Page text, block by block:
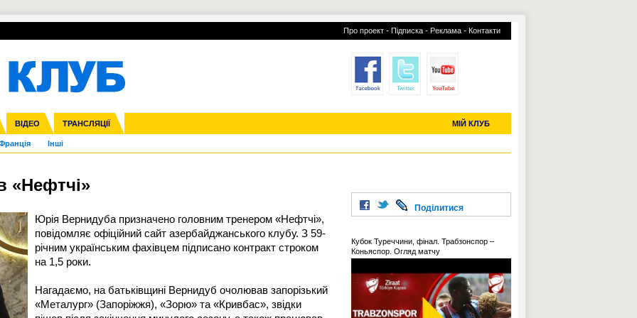
Про проект - Підписка - Реклама - Контакти
ВІДЕО ТРАНСЛЯЦІЇ МІЙ КЛУБ
ліга Кубок України Молодіжка
Ліга націй Ліга конференцій
Інші
ЧЄ-2015 (U-21)
УПЛ-ПЕРЕХОДИ УСІ ТРАНСФЕРИ
«Нефтчі»
Юрія Вернидуба призначено головним тренером «Нефтчі»,
повідомляє офіційний сайт азербайджанського клубу. З 59-
річним українським фахівцем підписано контракт строком
на 1,5 роки.
Нагадаємо, на батьківщині Вернидуб очолював запорізький
«Металург» (Запоріжжя), «Зорю» та «Кривбас», звідки
Поділитися
Кубок Туреччини, фінал. Трабзонспор –
Коньяспор. Огляд матчу